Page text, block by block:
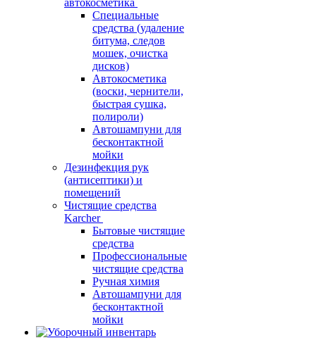
автокосметика
Специальные
средства (удаление
битума, следов
мошек, очистка
дисков)
Автокосметика
(воски, чернители,
быстрая сушка,
полироли)
Автошампуни для
бесконтактной
мойки
Дезинфекция рук
(антисептики) и
помещений
Чистящие средства
Karcher
Бытовые чистящие
средства
Профессиональные
чистящие средства
Ручная химия
Автошампуни для
бесконтактной
мойки